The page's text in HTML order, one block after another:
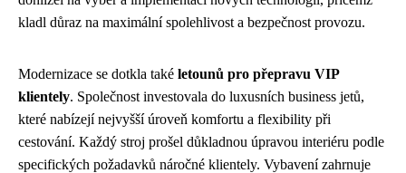
kladl důraz na maximální spolehlivost a bezpečnost provozu.
Modernizace se dotkla také letounů pro přepravu VIP
klientely. Společnost investovala do luxusních business jetů,
které nabízejí nejvyšší úroveň komfortu a flexibility při
cestování. Každý stroj prošel důkladnou úpravou interiéru podle
specifických požadavků náročné klientely. Vybavení zahrnuje